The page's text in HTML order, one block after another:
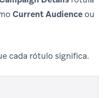
Current Audienceou
cada rótulo significa.